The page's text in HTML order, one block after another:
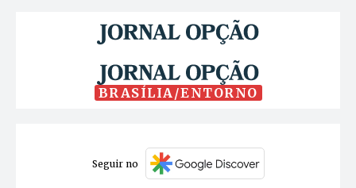
BRASÍLIA/ENTORNO
Seguir no